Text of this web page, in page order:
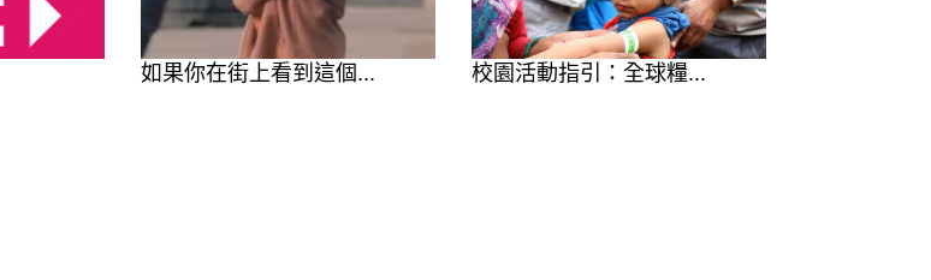
如果你在街上看到這個... 校園活動指引：全球糧...